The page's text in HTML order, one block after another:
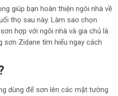
giúp bạn hoàn thiện ngôi nhà về
thọ sau này. Làm sao chọn
hợp với ngôi nhà và gia chủ là
sơn Zidane tìm hiểu ngay cách
dùng để sơn lên các mặt tường